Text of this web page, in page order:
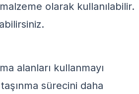
olarak kullanılabilir.
alanları kullanmayı
sürecini daha